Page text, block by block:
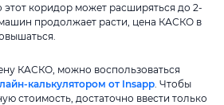
этот коридор может расширяться до 2-
машин продолжает расти, цена КАСКО в
КАСКО, можно воспользоваться
калькулятором от Insapp. Чтобы
стоимость, достаточно ввести только